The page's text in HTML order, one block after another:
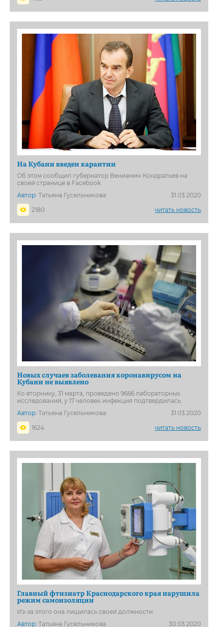
На Кубани введен карантин
Об этом сообщил губернатор Вениамин Кондратьев на
своей странице в Facebook
Автор: Татьяна Гусельникова
31.03.2020
2180
читать новость
Новых случаев заболевания коронавирусом на
Кубани не выявлено
Ко вторнику, 31 марта, проведено 9666 лабораторных
исследований, у 17 человек инфекция подтвердилась
Автор: Татьяна Гусельникова
31.03.2020
1624
читать новость
Главный фтизиатр Краснодарского края нарушила
режим самоизоляции
Из-за этого она лишилась своей должности
Автор: Татьяна Гусельникова 30.03.2020